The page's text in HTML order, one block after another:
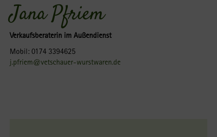
Jana Pfriem
Verkaufsberaterin im Außendienst
Mobil: 0174 3394625
j.pfriem@vetschauer-wurstwaren.de